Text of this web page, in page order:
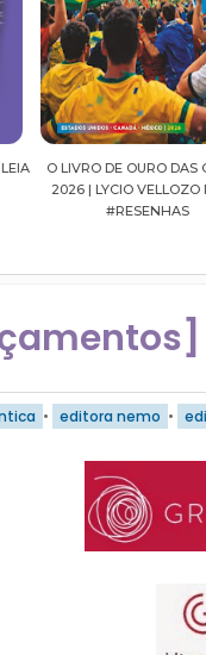
SUSSURROS AO LUAR |
FALLS, VOL.04 |
#RESENHA
• editora nemo •